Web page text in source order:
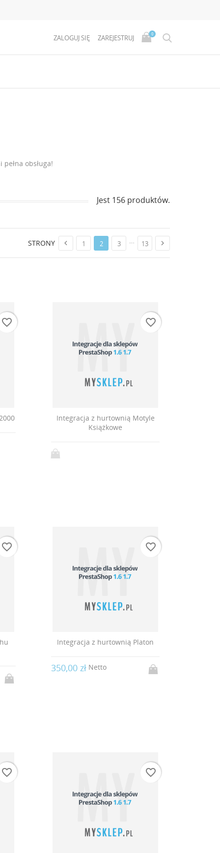
ZALOGUJ SIĘ ZAREJESTRUJ
0
obsługa!
Jest 156 produktów.
STRONY  1 2 3 13 
favorite_border
Integracja z hurtownią Motyle
Książkowe
favorite_border
favorite_border
Integracja z hurtownią Platon
350,00 zł Netto
favorite_border
favorite_border favorite_border